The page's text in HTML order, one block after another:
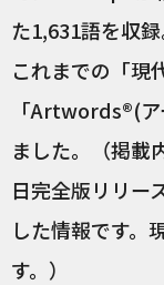
た1,631語を収
これまでの「現
「Artwords®(
ました。（掲載
日完全版リリー
した情報です。
す。）